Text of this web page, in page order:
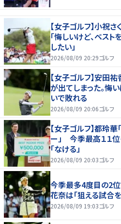
【女子ゴルフ】小祝
「悔しいけど、ベス
したい」
2026/08/09 20:29ゴルフ
【女子ゴルフ】安田
が出てしまった。悔
いで敗れる
2026/08/09 20:06ゴルフ
【女子ゴルフ】都玲
ー」 今季最高１１
「なける」
2026/08/09 20:03ゴルフ
今季最多4度目の2
花奈は「狙える試合
2026/08/09 19:03ゴルフ